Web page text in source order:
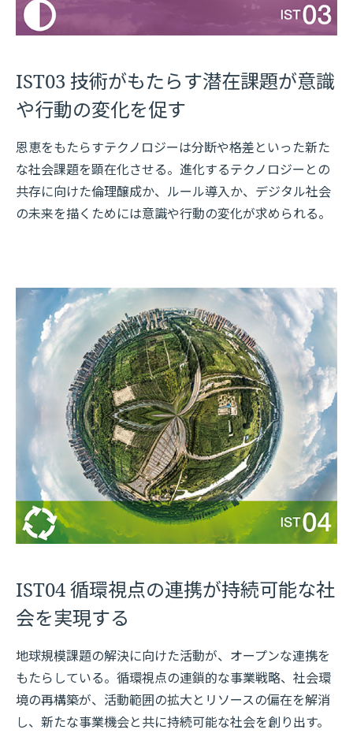
IST03 技術がもたらす潜在課題が意識
や行動の変化を促す
恩恵をもたらすテクノロジーは分断や格差といった新た
な社会課題を顕在化させる。進化するテクノロジーとの
共存に向けた倫理醸成か、ルール導入か、デジタル社会
の未来を描くためには意識や行動の変化が求められる。
IST04 循環視点の連携が持続可能な社
会を実現する
地球規模課題の解決に向けた活動が、オープンな連携を
もたらしている。循環視点の連鎖的な事業戦略、社会環
境の再構築が、活動範囲の拡大とリソースの偏在を解消
し、新たな事業機会と共に持続可能な社会を創り出す。